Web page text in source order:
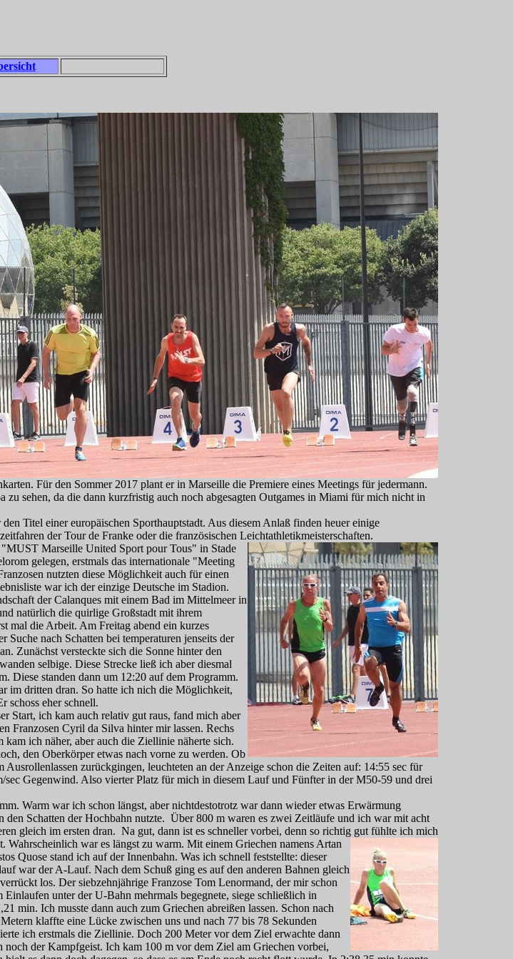
Für den Sommer 2017 plant er in Marseille die Premiere eines Meetings für jedermann.
sehen, da die dann kurzfristig auch noch abgesagten Outgames in Miami für mich nicht in
Titel einer europäischen Sporthauptstadt. Aus diesem Anlaß finden heuer einige
der Tour de Franke oder die französischen Leichtathletikmeisterschaften.
"MUST Marseille United Sport pour Tous" in Stade
gelegen, erstmals das internationale "Meeting
nutzten diese Möglichkeit auch für einen
war ich der einzige Deutsche im Stadion.
der Calanques mit einem Bad im Mittelmeer in
natürlich die quirlige Großstadt mit ihrem
mal die Arbeit. Am Freitag abend ein kurzes
nach Schatten bei temperaturen jenseits der
Zunächst versteckte sich die Sonne hinter den
selbige. Diese Strecke ließ ich aber diesmal
Diese standen dann um 12:20 auf dem Programm.
im dritten dran. So hatte ich nich die Möglichkeit,
schoss eher schnell.
Start, ich kam auch relativ gut raus, fand mich aber
Franzosen Cyril da Silva hinter mir lassen. Rechs
ich näher, aber auch die Ziellinie näherte sich.
den Oberkörper etwas nach vorne zu werden. Ob
zurückgingen, leuchteten an der Anzeige schon die Zeiten auf: 14:55 sec für
Gegenwind. Also vierter Platz für mich in diesem Lauf und Fünfter in der M50-59 und drei
Warm war ich schon längst, aber nichtdestotrotz war dann wieder etwas Erwärmung
Schatten der Hochbahn nutzte. Über 800 m waren es zwei Zeitläufe und ich war mit acht
gleich im ersten dran. Na gut, dann ist es schneller vorbei, denn so richtig gut fühlte ich mich
Wahrscheinlich war es längst zu warm. Mit einem Griechen namens Artan
Quose stand ich auf der Innenbahn. Was ich schnell feststellte: dieser
war der A-Lauf. Nach dem Schuß ging es auf den anderen Bahnen gleich
los. Der siebzehnjährige Franzose Tom Lenormand, der mir schon
Einlaufen unter der U-Bahn mehrmals begegnete, siege schließlich in
min. Ich musste dann auch zum Griechen abreißen lassen. Schon nach
klaffte eine Lücke zwischen uns und nach 77 bis 78 Sekunden
ich erstmals die Ziellinie. Doch 200 Meter vor dem Ziel erwachte dann
noch der Kampfgeist. Ich kam 100 m vor dem Ziel am Griechen vorbei,